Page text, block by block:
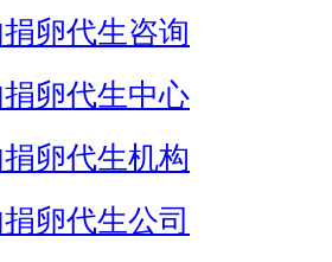
捐卵代生咨询
捐卵代生中心
捐卵代生机构
卵代生公司